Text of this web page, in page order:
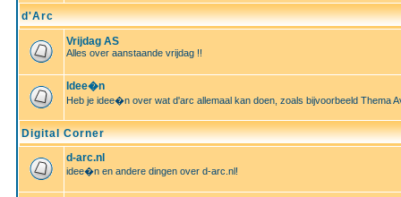
d'Arc
Vrijdag AS
Alles over aanstaande vrijdag !!
Idee�n
Heb je idee�n over wat d'arc allemaal kan doen, zoals bijvoorbeeld Thema
Digital Corner
d-arc.nl
idee�n en andere dingen over d-arc.nl!